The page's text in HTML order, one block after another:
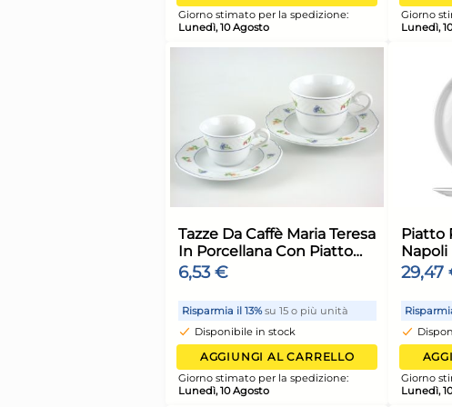
Risparmia il 13% su 15 o più unità
Disponibile in stock
AGGIUNGI AL CARRELLO
Giorno stimato per la spedizione:
Lunedì, 10 Agosto
Home Frusta 8 fili senza
anello in acciaio 18/10 cm.